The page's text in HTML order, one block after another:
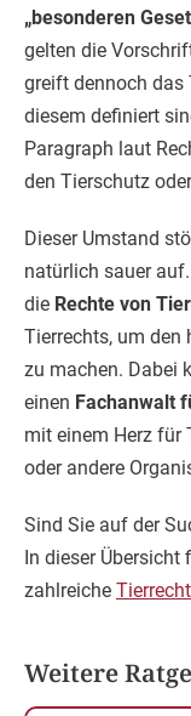
„besonderen
gelten die
greift dennoch das
diesem definiert
Paragraph laut
den Tierschutz
Dieser Umstand
natürlich sauer
die Rechte von
Tierrechts, um den
zu machen. Dabei
einen Fachanwalt
mit einem Herz für
oder andere
Sind Sie auf der
In dieser Übersicht
zahlreiche
Weitere